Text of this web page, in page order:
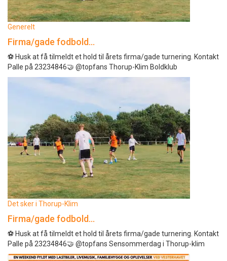
Generelt
Firma/gade fodbold…
⚽️ Husk at få tilmeldt et hold til årets firma/gade turnering. Kontakt
Palle på 23234846🤝 @topfans Thorup-Klim Boldklub
Det sker i Thorup-Klim
Firma/gade fodbold…
⚽️ Husk at få tilmeldt et hold til årets firma/gade turnering. Kontakt
Palle på 23234846🤝 @topfans Sensommerdag i Thorup-klim